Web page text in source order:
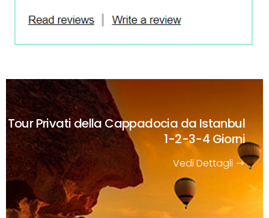
Tour Privati della Cappadocia da Istanbul
1-2-3-4 Giorni
Vedi Dettagli